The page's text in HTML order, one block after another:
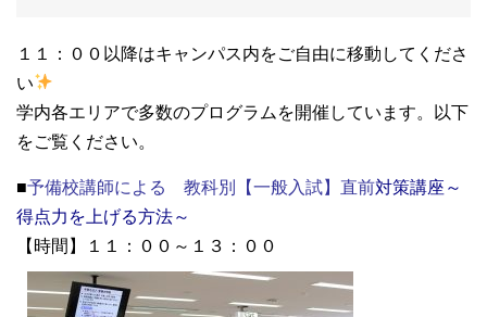
１１：００以降はキャンパス内をご自由に移動してくださ
い
学内各エリアで多数のプログラムを開催しています。以下
をご覧ください。
■予備校講師による 教科別【一般入試】直前対策講座～
得点力を上げる方法～
【時間】１１：００～１３：００